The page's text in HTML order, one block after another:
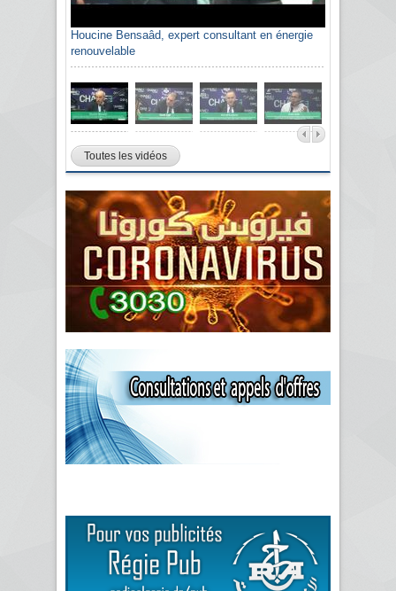
Houcine Bensaâd, expert consultant en énergie
renouvelable
Toutes les vidéos